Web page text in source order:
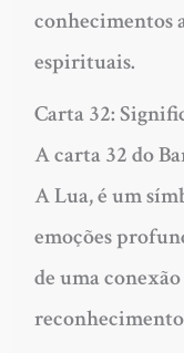
conhecimentos
espirituais.
Carta 32:
A carta 32 do
A Lua, é um
emoções
de uma